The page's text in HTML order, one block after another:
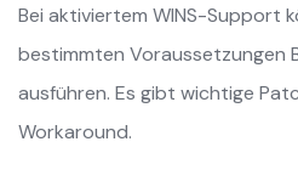
Bei aktiviertem WINS-Support
bestimmten Voraussetzungen
ausführen. Es gibt wichtige
Workaround.